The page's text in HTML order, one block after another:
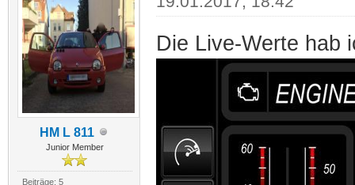
HM L 811
Junior Member
Beiträge: 5
Die Live-Werte hab